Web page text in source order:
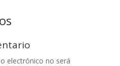
electrónico no será